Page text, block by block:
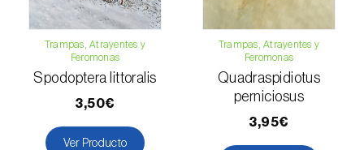
Espinaca (Spinacia oleracea
Feijoa (Feijoa sellowiana
Frambuesa (Rubus idaeus
Rubus occidentalis)
Trampas, Atrayentes y
Feromonas
Spodoptera littoralis
3,50€
Ver Producto
Trampas, Atrayentes y
Feromonas
Quadraspidiotus
perniciosus
3,95€